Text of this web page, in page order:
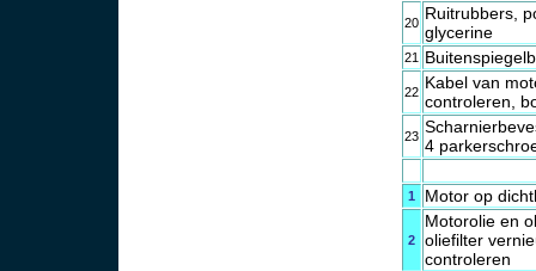
20 Ruitrubbers,
glycerine
21
22 Kabel van
controleren,
23 4
1 Motor op
2
Motorolie en
oliefilter
controleren